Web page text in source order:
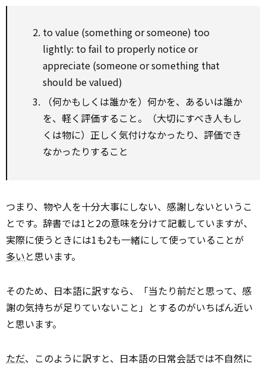
to value (something or someone) too
lightly: to fail to properly notice or
appreciate (someone or something that
should be valued)
（何かもしくは誰かを）何かを、あるいは誰か
を、軽く評価すること。（大切にすべき人もし
くは物に）正しく気付けなかったり、評価でき
なかったりすること
つまり、物や人を十分大事にしない、感謝しないというこ
とです。辞書では1と2の意味を分けて記載していますが、
実際に使うときには1も2も一緒にして使っていることが
多いと思います。
そのため、日本語に訳すなら、「当たり前だと思って、感
謝の気持ちが足りていないこと」とするのがいちばん近い
と思います。
ただ、このように訳すと、日本語の日常会話では不自然に